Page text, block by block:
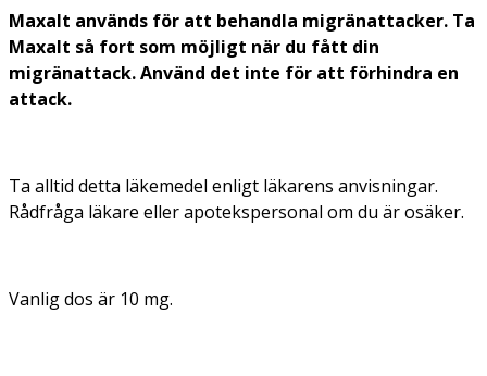
Maxalt används för att behandla migränattacker. Ta
Maxalt så fort som möjligt när du fått din
migränattack. Använd det inte för att förhindra en
attack.
Ta alltid detta läkemedel enligt läkarens anvisningar.
Rådfråga läkare eller apotekspersonal om du är osäker.
Vanlig dos är 10 mg.